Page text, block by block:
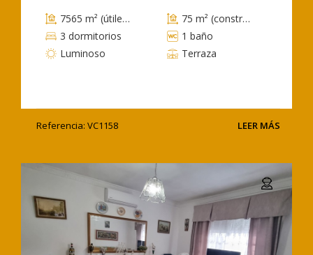
7565 m² (útiles)
75 m² (construidos)
3 dormitorios
1 baño
Luminoso
Terraza
Referencia: VC1158 LEER MÁS